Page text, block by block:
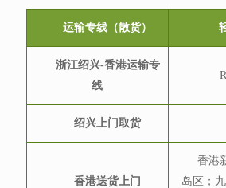
运输专线（散货）
浙江绍兴-香港运输专
线
绍兴上门取货
香港送货上门
香港
岛区；